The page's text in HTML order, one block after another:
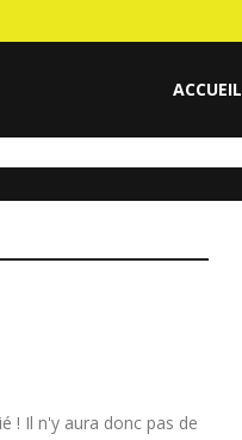
ACCUEIL
! Il n'y aura donc pas de